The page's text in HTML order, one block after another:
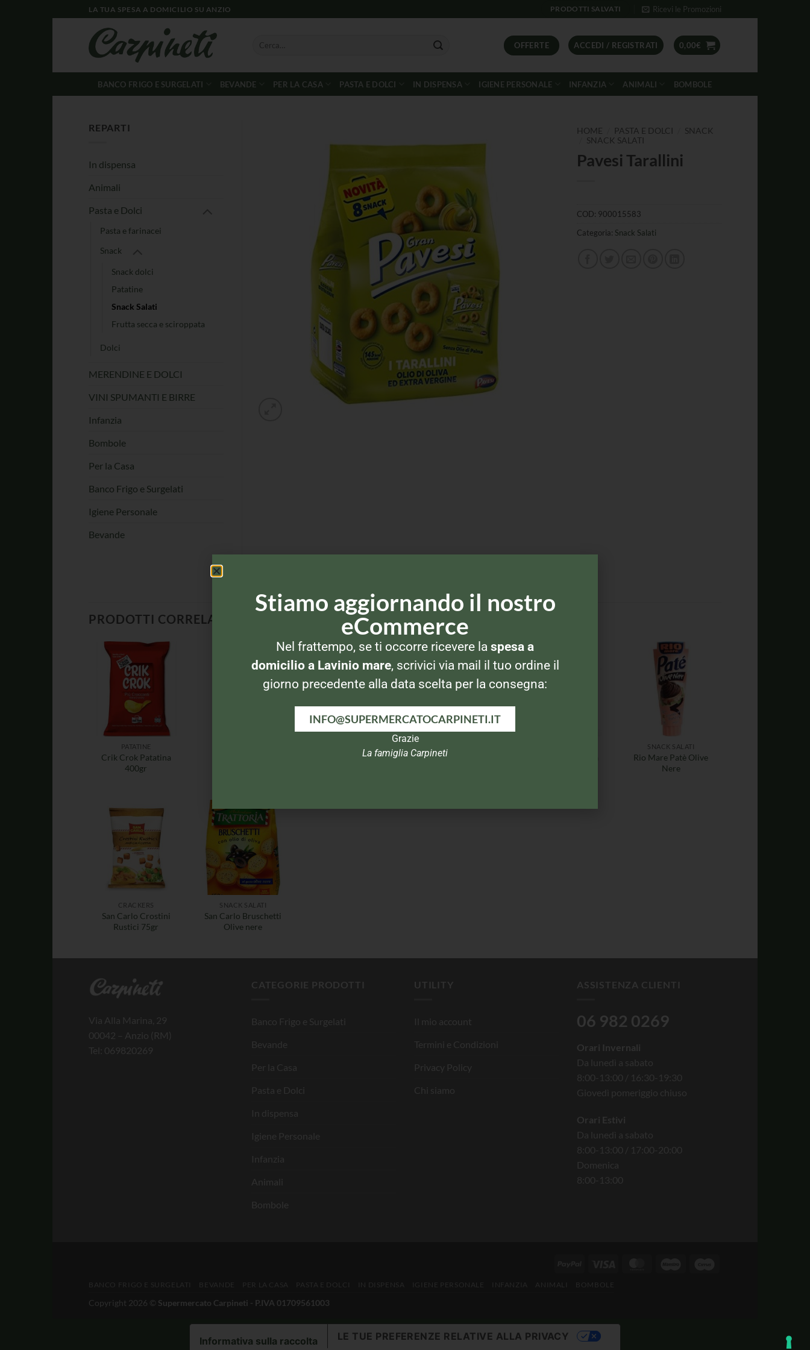
LA TUA SPESA A DOMICILIO SU ANZIO PRODOTTI SALVATI Ricevi le Promozioni
OFFERTE ACCEDI / REGISTRATI 0,00€
BANCO FRIGO E SURGELATI BEVANDE PER LA CASA PASTA E DOLCI IN DISPENSA IGIENE PERSONALE INFANZIA ANIMALI BOMBOLE
HOME PASTA E DOLCI SNACK
SNACK SALATI
Pavesi Tarallini
COD: 900015583
Categoria: Snack Salati
REPARTI
In dispensa
Animali
Pasta e Dolci
Pasta e farinacei
Snack
Snack dolci
Patatine
Snack Salati
Frutta secca e sciroppata
Dolci
MERENDINE E DOLCI
VINI SPUMANTI E BIRRE
Infanzia
Bombole
Per la Casa
Banco Frigo e Surgelati
Igiene Personale
Bevande
PRODOTTI CORRELATI
PATATINE
Crik Crok Patatina
400gr
San Carlo Bruschetti
Puff Maxi Tubo
SNACK SALATI
Rio Mare Patè Olive
Nere
CRACKERS
San Carlo Crostini
Rustici 75gr
SNACK SALATI
San Carlo Bruschetti
Olive nere
Via Alla Marina, 29
00042 – Anzio (RM)
Tel: 069820269
CATEGORIE PRODOTTI
Banco Frigo e Surgelati
Bevande
Per la Casa
Pasta e Dolci
In dispensa
Igiene Personale
Infanzia
Animali
Bombole
UTILITY
Il mio account
Termini e Condizioni
Privacy Policy
Chi siamo
ASSISTENZA CLIENTI
06 982 0269
Orari Invernali
Da lunedì a sabato
8:00-13:00 / 16:30-19:30
Giovedì pomeriggio chiuso
Orari Estivi
Da lunedì a sabato
8:00-13:00 / 17:00-20:00
Domenica
8:00-13:00
Copyright 2026 © Supermercato Carpineti - P.IVA 01709561003
Stiamo aggiornando il nostro
eCommerce
Nel frattempo, se ti occorre ricevere la spesa a
domicilio a Lavinio mare, scrivici via mail il tuo ordine il
giorno precedente alla data scelta per la consegna:
INFO@SUPERMERCATOCARPINETI.IT
Grazie
La famiglia Carpineti
Informativa sulla raccolta LE TUE PREFERENZE RELATIVE ALLA PRIVACY